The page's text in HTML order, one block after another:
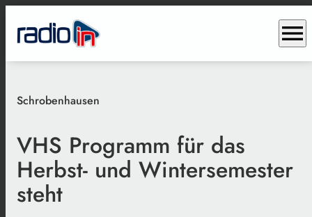
menu
Schrobenhausen
VHS Programm für das
Herbst- und Wintersemester
steht